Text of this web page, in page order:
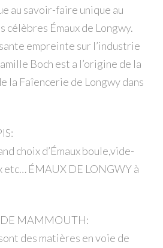
au savoir-faire unique au
célèbres Émaux de Longwy.
empreinte sur l’industrie
Boch est a l’origine de la
la Faîencerie de Longwy dans
choix d’Émaux boule,vide-
etc… ÉMAUX DE LONGWY à
DE MAMMOUTH:
des matières en voie de